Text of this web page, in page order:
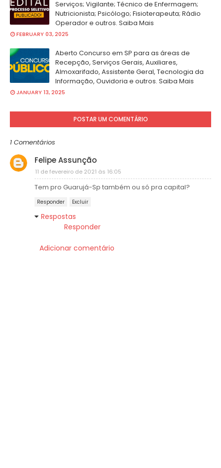
Serviços; Vigilante; Técnico de Enfermagem;
Nutricionista; Psicólogo; Fisioterapeuta; Rádio
Operador e outros. Saiba Mais
FEBRUARY 03, 2025
Aberto Concurso em SP para as áreas de
Recepção, Serviços Gerais, Auxiliares,
Almoxarifado, Assistente Geral, Tecnologia da
Informação, Ouvidoria e outros. Saiba Mais
JANUARY 13, 2025
POSTAR UM COMENTÁRIO
1 Comentários
Felipe Assunção
11 de fevereiro de 2021 às 16:05
Tem pro Guarujá-Sp também ou só pra capital?
Responder Excluir
Respostas
Responder
Adicionar comentário